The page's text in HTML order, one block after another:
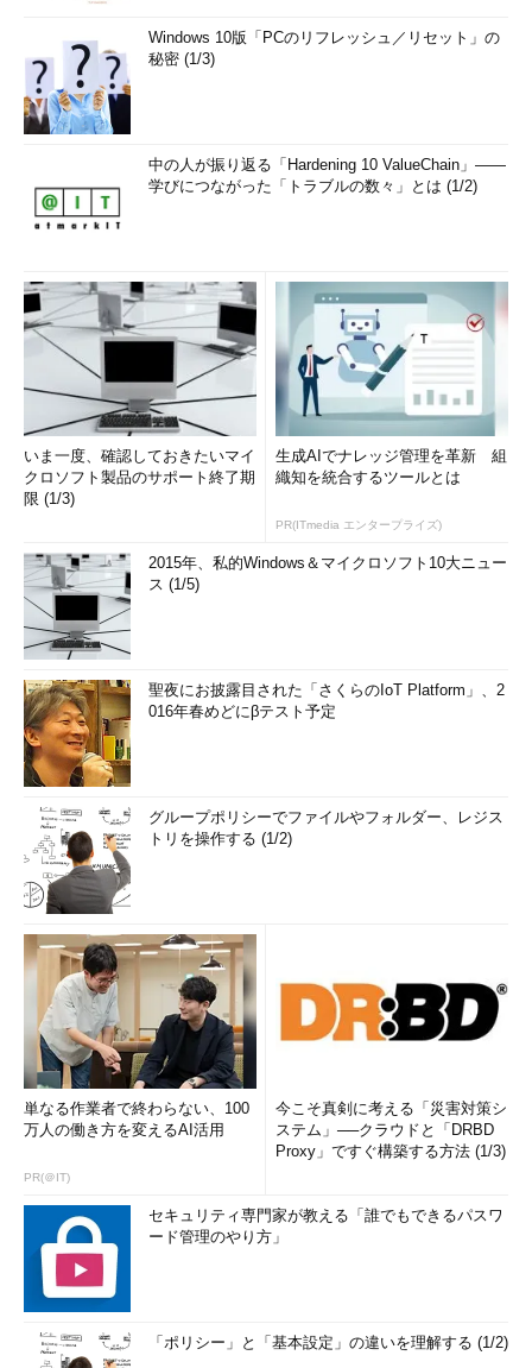
Windows 10版「PCのリフレッシュ／リセット」の
秘密 (1/3)
中の人が振り返る「Hardening 10 ValueChain」――
学びにつながった「トラブルの数々」とは (1/2)
いま一度、確認しておきたいマイ
クロソフト製品のサポート終了期
限 (1/3)
生成AIでナレッジ管理を革新 組
織知を統合するツールとは
PR(ITmedia エンタープライズ)
2015年、私的Windows＆マイクロソフト10大ニュー
ス (1/5)
聖夜にお披露目された「さくらのIoT Platform」、2
016年春めどにβテスト予定
グループポリシーでファイルやフォルダー、レジス
トリを操作する (1/2)
単なる作業者で終わらない、100
万人の働き方を変えるAI活用
PR(＠IT)
今こそ真剣に考える「災害対策シ
ステム」──クラウドと「DRBD
Proxy」ですぐ構築する方法 (1/3)
セキュリティ専門家が教える「誰でもできるパスワ
ード管理のやり方」
「ポリシー」と「基本設定」の違いを理解する (1/2)